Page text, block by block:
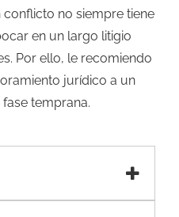
no siempre tiene
en un largo litigio
Por ello, le recomiendo
jurídico a un
temprana.